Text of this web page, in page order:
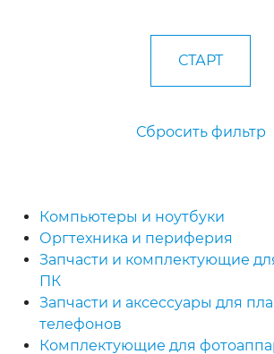
Сбросить фильтр
Компьютеры и ноутбуки
Оргтехника и периферия
Запчасти и комплектующие
ПК
Запчасти и аксессуары для
телефонов
Комплектующие для